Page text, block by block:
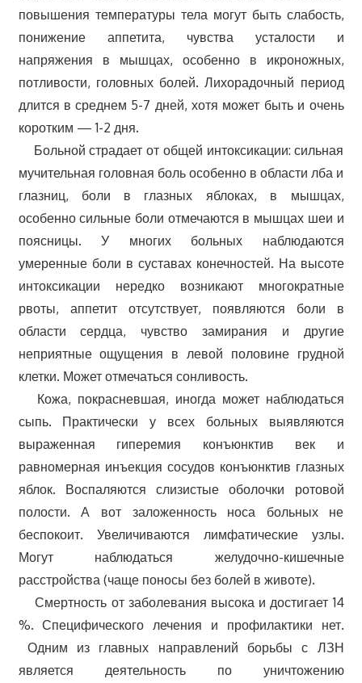
повышения температуры тела могут быть слабость,
понижение аппетита, чувства усталости и
напряжения в мышцах, особенно в икроножных,
потливости, головных болей. Лихорадочный период
длится в среднем 5-7 дней, хотя может быть и очень
коротким — 1-2 дня.
Больной страдает от общей интоксикации: сильная
мучительная головная боль особенно в области лба и
глазниц, боли в глазных яблоках, в мышцах,
особенно сильные боли отмечаются в мышцах шеи и
поясницы. У многих больных наблюдаются
умеренные боли в суставах конечностей. На высоте
интоксикации нередко возникают многократные
рвоты, аппетит отсутствует, появляются боли в
области сердца, чувство замирания и другие
неприятные ощущения в левой половине грудной
клетки. Может отмечаться сонливость.
Кожа, покрасневшая, иногда может наблюдаться
сыпь. Практически у всех больных выявляются
выраженная гиперемия конъюнктив век и
равномерная инъекция сосудов конъюнктив глазных
яблок. Воспаляются слизистые оболочки ротовой
полости. А вот заложенность носа больных не
беспокоит. Увеличиваются лимфатические узлы.
Могут наблюдаться желудочно-кишечные
расстройства (чаще поносы без болей в животе).
Смертность от заболевания высока и достигает 14
%. Специфического лечения и профилактики нет.
Одним из главных направлений борьбы с ЛЗН
является деятельность по уничтожению